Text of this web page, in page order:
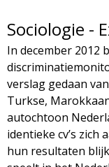
Sociologie -
In december 2012
verslag gedaan
Turkse,
autochtoon
identieke cv’s
hun resultaten